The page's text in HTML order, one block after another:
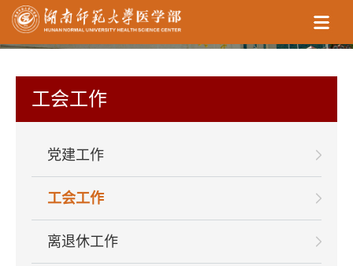
工会工作
党建工作
工会工作
离退休工作